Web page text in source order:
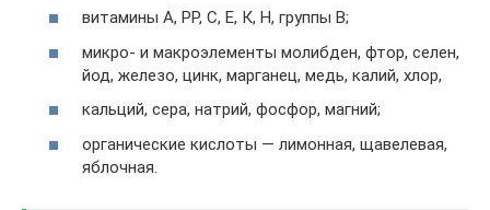
витамины А, РР, С, Е, К, Н, группы В;
микро- и макроэлементы молибден, фтор, селен,
йод, железо, цинк, марганец, медь, калий, хлор,
кальций, сера, натрий, фосфор, магний;
органические кислоты — лимонная, щавелевая,
яблочная.